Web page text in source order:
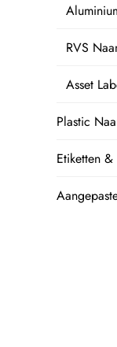
RVS
Asset
Plastic
Etiketten &